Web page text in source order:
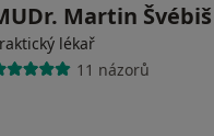
Martin Švébiš
lékař
11 názorů